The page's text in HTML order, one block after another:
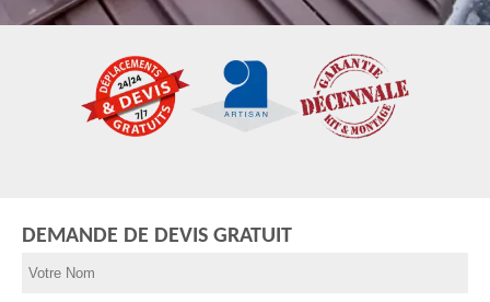
DEMANDE DE DEVIS GRATUIT